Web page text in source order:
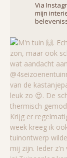
Via
mijn